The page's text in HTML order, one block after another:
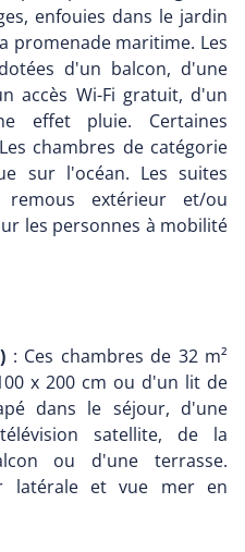
enfouies dans le jardin
promenade maritime. Les
d'un balcon, d'une
accès Wi-Fi gratuit, d'un
effet pluie. Certaines
chambres de catégorie
sur l'océan. Les suites
extérieur et/ou
les personnes à mobilité
: Ces chambres de 32 m²
x 200 cm ou d'un lit de
dans le séjour, d'une
satellite, de la
ou d'une terrasse.
latérale et vue mer en